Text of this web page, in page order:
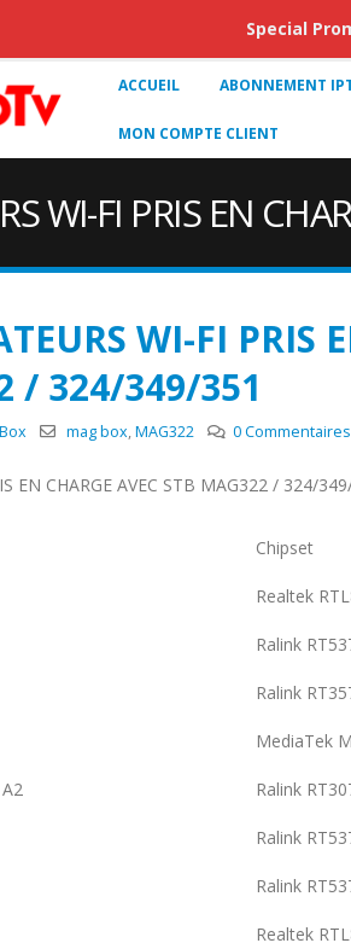
ACCUEIL ABONNEMENT
MON COMPTE CLIENT
WI-FI PRIS EN
WI-FI PRIS
/ 324/349/351
mag box,MAG322 0 Commentaires
EN CHARGE AVEC STB MAG322 / 324/
Chipset
Realtek
Ralink
Ralink
MediaTek
Ralink
Ralink
Ralink
Realtek
Special